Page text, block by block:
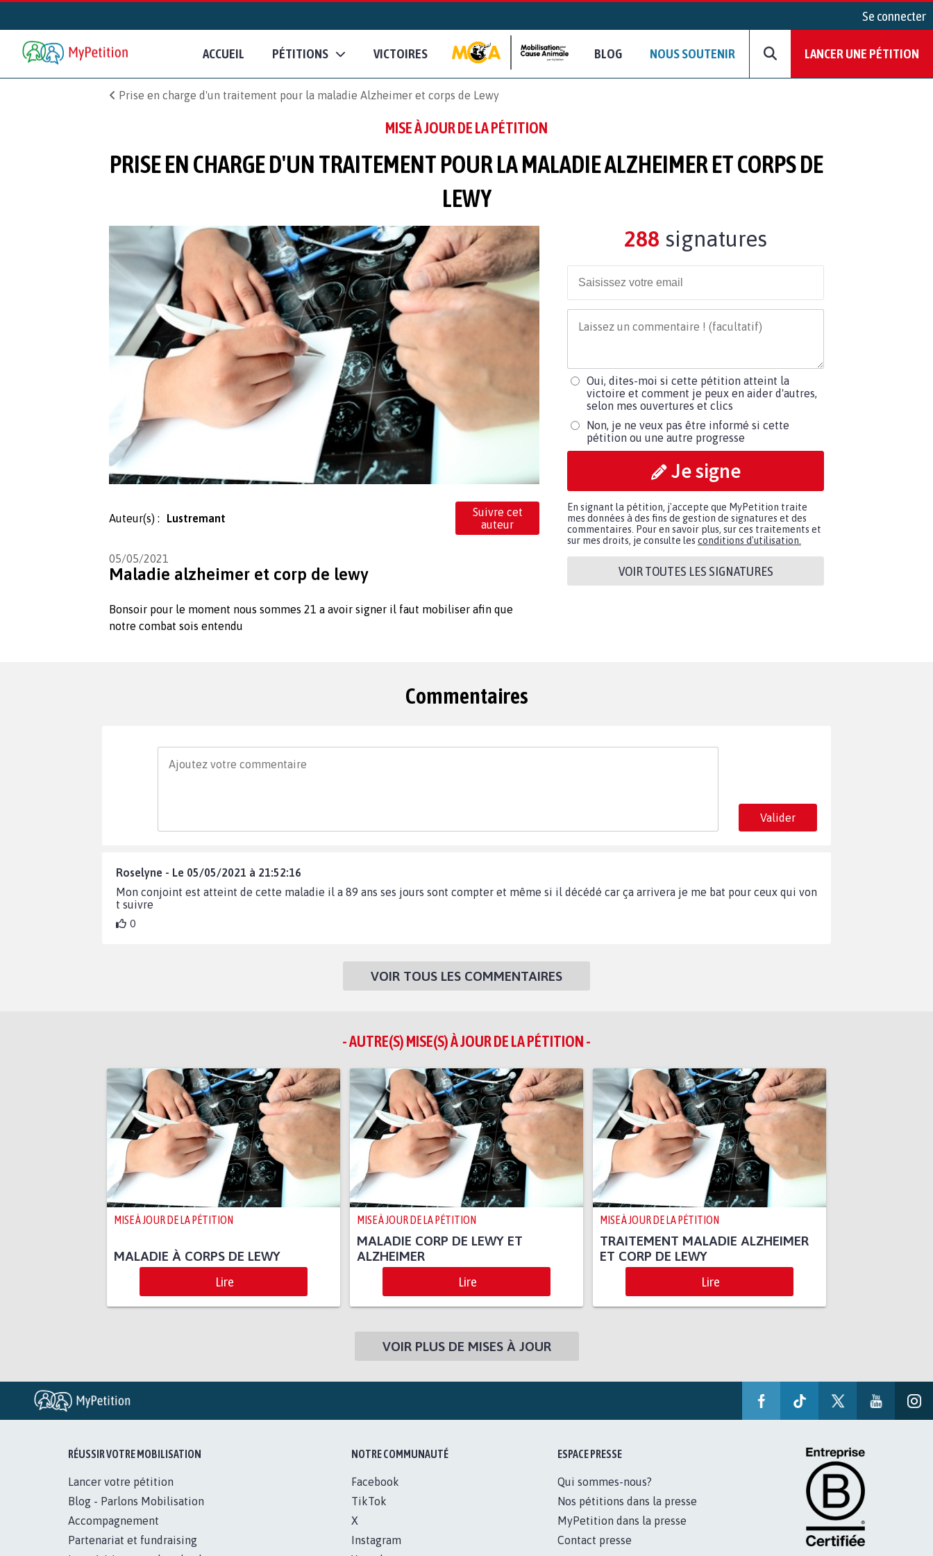
Se connecter
ACCUEIL PÉTITIONS VICTOIRES BLOG NOUS SOUTENIR LANCER UNE PÉTITION
Prise en charge d'un traitement pour la maladie Alzheimer et corps de Lewy
MISE À JOUR DE LA PÉTITION
PRISE EN CHARGE D'UN TRAITEMENT POUR LA MALADIE ALZHEIMER ET CORPS DE
LEWY
Auteur(s) : Lustremant
Suivre cet
auteur
05/05/2021
Maladie alzheimer et corp de lewy
Bonsoir pour le moment nous sommes 21 a avoir signer il faut mobiliser afin que
notre combat sois entendu
288 signatures
Oui, dites-moi si cette pétition atteint la
victoire et comment je peux en aider d'autres,
selon mes ouvertures et clics
Non, je ne veux pas être informé si cette
pétition ou une autre progresse
Je signe
En signant la pétition, j'accepte que MyPetition traite
mes données à des fins de gestion de signatures et des
commentaires. Pour en savoir plus, sur ces traitements et
sur mes droits, je consulte les conditions d'utilisation.
VOIR TOUTES LES SIGNATURES
Commentaires
Valider
Roselyne - Le 05/05/2021 à 21:52:16
Mon conjoint est atteint de cette maladie il a 89 ans ses jours sont compter et même si il décédé car ça arrivera je me bat pour ceux qui von
t suivre
0
VOIR TOUS LES COMMENTAIRES
- AUTRE(S) MISE(S) À JOUR DE LA PÉTITION -
MISE À JOUR DE LA PÉTITION
MALADIE À CORPS DE LEWY
Lire
MISE À JOUR DE LA PÉTITION
MALADIE CORP DE LEWY ET
ALZHEIMER
Lire
MISE À JOUR DE LA PÉTITION
TRAITEMENT MALADIE ALZHEIMER
ET CORP DE LEWY
Lire
VOIR PLUS DE MISES À JOUR
RÉUSSIR VOTRE MOBILISATION
Lancer votre pétition
Blog - Parlons Mobilisation
Accompagnement
Partenariat et fundraising
NOTRE COMMUNAUTÉ
Facebook
TikTok
X
Instagram
ESPACE PRESSE
Qui sommes-nous?
Nos pétitions dans la presse
MyPetition dans la presse
Contact presse